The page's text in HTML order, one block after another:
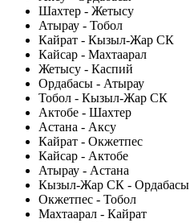
Шахтер - Жетысу
Атырау - Тобол
Кайрат - Кызыл-Жар СК
Кайсар - Махтаарал
Жетысу - Каспий
Ордабасы - Атырау
Тобол - Кызыл-Жар СК
Актобе - Шахтер
Астана - Аксу
Кайрат - Окжетпес
Кайсар - Актобе
Атырау - Астана
Кызыл-Жар СК - Ордабасы
Окжетпес - Тобол
Махтаарал - Кайрат